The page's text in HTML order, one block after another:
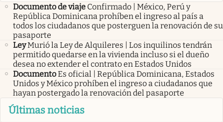
Documento de viaje Confirmado | México, Perú y
República Dominicana prohíben el ingreso al país a
todos los ciudadanos que posterguen la renovación de su
pasaporte
LeyMurió la Ley de Alquileres | Los inquilinos tendrán
permitido quedarse en la vivienda incluso si el dueño
desea no extender el contrato en Estados Unidos
DocumentoEs oficial | República Dominicana, Estados
Unidos y México prohíben el ingreso a ciudadanos que
hayan postergado la renovación del pasaporte
Últimas noticias